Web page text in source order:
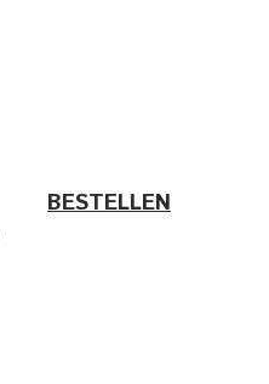
BESTELLEN